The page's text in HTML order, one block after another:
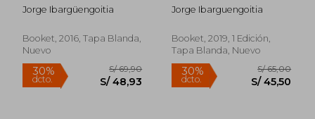
Jorge Ibargüengoitia
Booket, 2016, Tapa Blanda,
Nuevo
Jorge Ibarguengoitia
Booket, 2019, 1 Edición,
Tapa Blanda, Nuevo